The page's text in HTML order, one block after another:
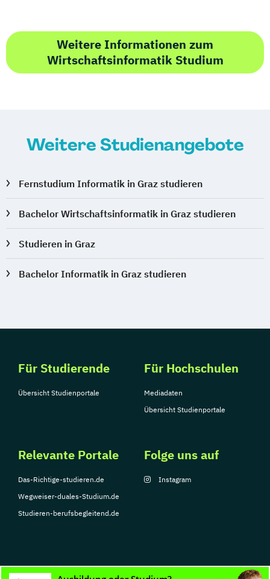
Weitere Informationen zum
Wirtschaftsinformatik Studium
Weitere Studienangebote
Fernstudium Informatik in Graz studieren
Bachelor Wirtschaftsinformatik in Graz studieren
Studieren in Graz
Bachelor Informatik in Graz studieren
Für Studierende
Übersicht Studienportale
Für Hochschulen
Mediadaten
Übersicht Studienportale
Relevante Portale
Das-Richtige-studieren.de
Wegweiser-duales-Studium.de
Studieren-berufsbegleitend.de
Folge uns auf
Instagram